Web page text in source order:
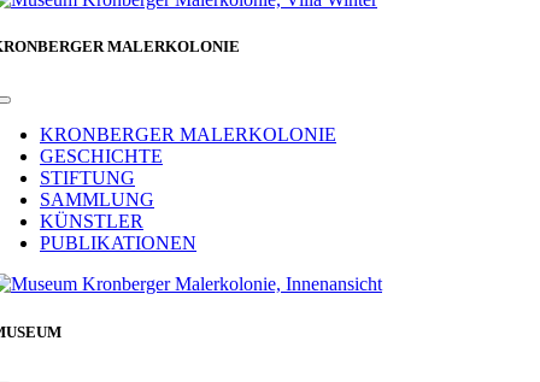
MALERKOLONIE
Toggle
NavigationKRONBERGER MALERKOLONIE
GESCHICHTE
STIFTUNG
SAMMLUNG
KÜNSTLER
PUBLIKATIONEN